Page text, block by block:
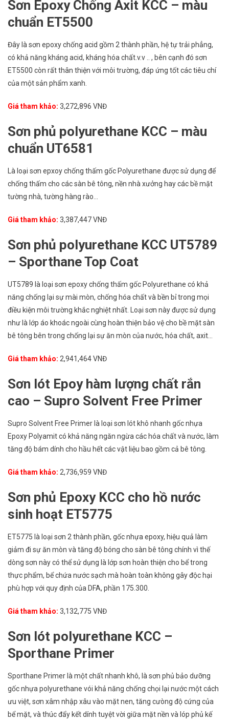
Sơn Epoxy Chống Axit KCC – màu
chuẩn ET5500
Đây là sơn epoxy chống acid gồm 2 thành phần, hệ tự trải phẳng,
có khả năng kháng acid, kháng hóa chất.v.v .. , bên cạnh đó sơn
ET5500 còn rất thân thiện với môi trường, đáp ứng tốt các tiêu chí
của một sản phẩm xanh.
Giá tham khảo: 3,272,896 VNĐ
Sơn phủ polyurethane KCC – màu
chuẩn UT6581
Là loại sơn epxoy chống thấm gốc Polyurethane được sử dụng để
chống thấm cho các sàn bê tông, nền nhà xưởng hay các bề mặt
tường nhà, tường hàng rào…
Giá tham khảo: 3,387,447 VNĐ
Sơn phủ polyurethane KCC UT5789
– Sporthane Top Coat
UT5789 là loại sơn epoxy chống thấm gốc Polyurethane có khả
năng chống lại sự mài mòn, chống hóa chất và bền bỉ trong mọi
điều kiện môi trường khắc nghiệt nhất​. Loại sơn này được sử dụng
như là lớp áo khoác ngoài cùng hoàn thiện bảo vệ cho bề mặt sàn
bê tông bên trong chống lại sự ăn mòn của nước, hóa chất, axit…
Giá tham khảo: 2,941,464 VNĐ
Sơn lót Epoy hàm lượng chất rắn
cao – Supro Solvent Free Primer
Supro Solvent Free Primer là loại sơn lót khô nhanh gốc nhựa
Epoxy Polyamit có khả năng ngăn ngừa các hóa chất và nước, làm
tăng độ bám dính cho hầu hết các vật liệu bao gồm cả bê tông.
Giá tham khảo: 2,736,959 VNĐ
Sơn phủ Epoxy KCC cho hồ nước
sinh hoạt ET5775
ET5775 là loại sơn 2 thành phần, gốc nhựa epoxy, hiệu quả làm
giảm đi sự ăn mòn và tăng độ bóng cho sàn bê tông chính vì thế
dòng sơn này có thể sử dụng là lớp sơn hoàn thiện cho bể trong
thực phẩm, bể chứa nước sạch mà hoàn toàn không gây độc hại
phù hợp với quy định của DFA, phần 175.300.
Giá tham khảo: 3,132,775 VNĐ
Sơn lót polyurethane KCC –
Sporthane Primer
Sporthane Primer là một chất nhanh khô, là sơn phủ bảo dưỡng
gốc nhựa polyurethane vói khả năng chống chọi lại nước một cách
ưu việt, sơn xâm nhập xâu vào mặt nen, tăng cưòng độ cứng của
bể mặt, và thúc đẩy kết dính tuyệt vời giữa mặt nền và lóp phủ kế